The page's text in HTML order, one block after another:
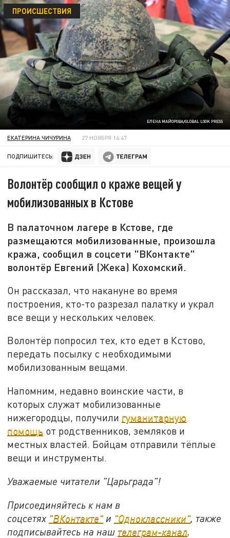
ЕЛЕНА МАЙОРОВА/GLOBAL LOOK PRESS
ПРОИСШЕСТВИЯ
ЕКАТЕРИНА ЧИЧУРИНА 27 НОЯБРЯ 14:47
ПОДПИШИТЕСЬ:
Волонтёр сообщил о краже вещей у
мобилизованных в Кстове
В палаточном лагере в Кстове, где
размещаются мобилизованные, произошла
кража, сообщил в соцсети "ВКонтакте"
волонтёр Евгений (Жека) Кохомский.
Он рассказал, что накануне во время
построения, кто-то разрезал палатку и украл
все вещи у нескольких человек.
Волонтёр попросил тех, кто едет в Кстово,
передать посылку с необходимыми
мобилизованным вещами.
Напомним, недавно воинские части, в
которых служат мобилизованные
нижегородцы, получили гуманитарную
помощь от родственников, земляков и
местных властей. Бойцам отправили тёплые
вещи и инструменты.
Уважаемые читатели "Царьграда"!
Присоединяйтесь к нам в
соцсетях "ВКонтакте" и "Одноклассники" также
подписывайтесь на наш телеграм-канал